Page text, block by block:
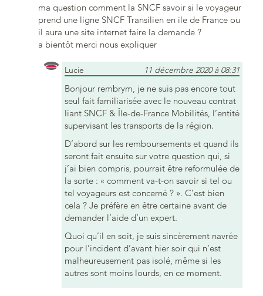
ma question comment la SNCF savoir si le voyageur
prend une ligne SNCF Transilien en ile de France ou
il aura une site internet faire la demande ?
a bientôt merci nous expliquer
Lucie 11 décembre 2020 à 08:31
Bonjour rembrym, je ne suis pas encore tout
seul fait familiarisée avec le nouveau contrat
liant SNCF & Île-de-France Mobilités, l’entité
supervisant les transports de la région.
D’abord sur les remboursements et quand ils
seront fait ensuite sur votre question qui, si
j’ai bien compris, pourrait être reformulée de
la sorte : « comment va-t-on savoir si tel ou
tel voyageurs est concerné ? ». C’est bien
cela ? Je préfère en être certaine avant de
demander l’aide d’un expert.
Quoi qu’il en soit, je suis sincèrement navrée
pour l’incident d’avant hier soir qui n’est
malheureusement pas isolé, même si les
autres sont moins lourds, en ce moment.